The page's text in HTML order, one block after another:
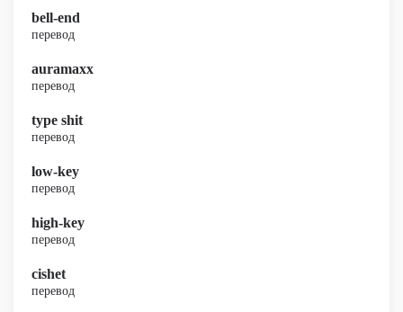
bell-end
перевод
auramaxx
перевод
type shit
перевод
low-key
перевод
high-key
перевод
cishet
перевод